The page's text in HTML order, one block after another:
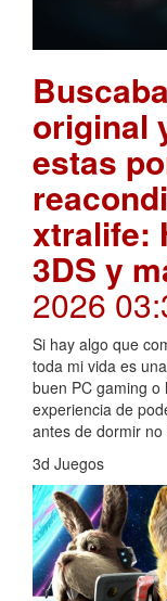
original
estas
xtralife:
3DS y
2026
Si hay algo que
toda mi vida es
buen PC gaming
experiencia de
antes de dormir
3d Juegos